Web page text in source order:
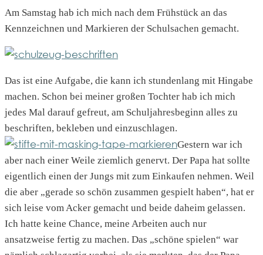
Am Samstag hab ich mich nach dem Frühstück an das
Kennzeichnen und Markieren der Schulsachen gemacht.
Das ist eine Aufgabe, die kann ich stundenlang mit Hingabe
machen. Schon bei meiner großen Tochter hab ich mich
jedes Mal darauf gefreut, am Schuljahresbeginn alles zu
beschriften, bekleben und einzuschlagen.
Gestern war ich
aber nach einer Weile ziemlich genervt. Der Papa hat sollte
eigentlich einen der Jungs mit zum Einkaufen nehmen. Weil
die aber „gerade so schön zusammen gespielt haben“, hat er
sich leise vom Acker gemacht und beide daheim gelassen.
Ich hatte keine Chance, meine Arbeiten auch nur
ansatzweise fertig zu machen. Das „schöne spielen“ war